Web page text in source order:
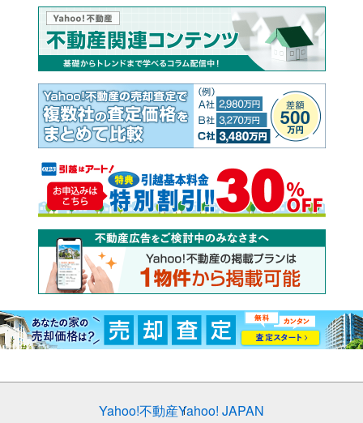
Yahoo!不動産Yahoo! JAPAN